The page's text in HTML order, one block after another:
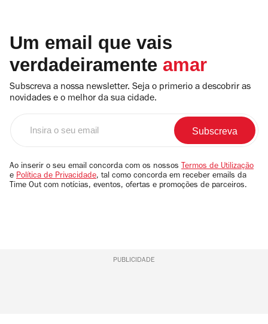
Um email que vais
verdadeiramente amar
Subscreva a nossa newsletter. Seja o primerio a descobrir as
novidades e o melhor da sua cidade.
email
Ao inserir o seu email concorda com os nossos Termos de Utilização
e Política de Privacidade, tal como concorda em receber emails da
Time Out com notícias, eventos, ofertas e promoções de parceiros.
PUBLICIDADE